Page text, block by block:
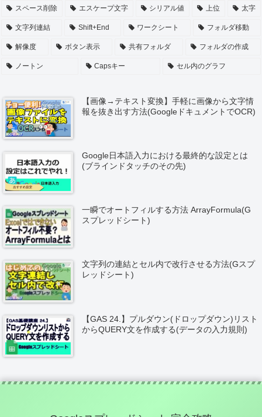
スペース削除 エスケープ文字 シリアル値 上位 太字
文字列連結 Shift+End ワークシート フォルダ移動
解像度 ボタン表示 共有フォルダ フォルダの作成
ノートン Capsキー セル内のグラフ
【画像→テキスト変換】手軽に画像から文字情
報を抜き出す方法(GoogleドキュメントでOCR)
Google日本語入力における最終的な設定とは
(ブラインドタッチのその先)
一瞬でオートフィルする方法 ArrayFormula(G
スプレッドシート)
文字列の連結とセル内で改行させる方法(Gスプ
レッドシート)
【GAS 24.】プルダウン(ドロップダウン)リスト
からQUERY文を作成する(データの入力規則)